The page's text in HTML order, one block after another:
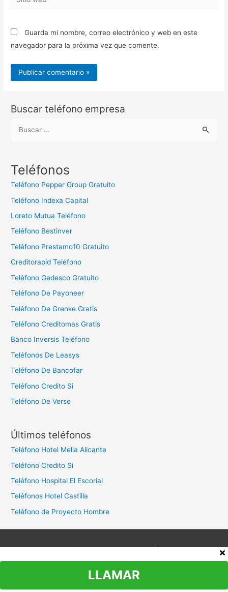
Guarda mi nombre, correo electrónico y web en este
navegador para la próxima vez que comente.
Buscar teléfono empresa
c
:
Teléfonos
Teléfono Pepper Group Gratuito
Teléfono Indexa Capital
Loreto Mutua Teléfono
Teléfono Bestinver
Teléfono Prestamo10 Gratuito
Creditorapid Teléfono
Teléfono Gedesco Gratuito
Teléfono De Payoneer
Teléfono De Grenke Gratis
Teléfono Creditomas Gratis
Banco Inversis Teléfono
Teléfonos De Leasys
Teléfono De Bancofar
Teléfono Credito Si
Teléfono De Verse
Últimos teléfonos
Teléfono Hotel Melia Alicante
Teléfono Credito Si
Teléfono Hospital El Escorial
Teléfonos Hotel Castilla
Teléfono de Proyecto Hombre
Aviso legal Política de privacidad
Política de cookies
Contacto
Copyright © 2026Teléfono Atención al Cliente
LLAMAR